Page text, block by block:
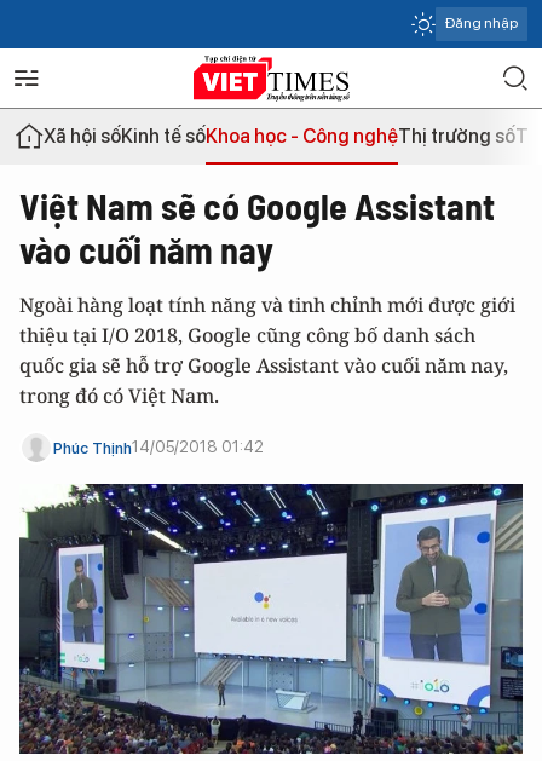
Đăng nhập
Xã hội sốKinh tế sốKhoa học - Công nghệThị trường số
Việt Nam sẽ có Google Assistant
vào cuối năm nay
Ngoài hàng loạt tính năng và tinh chỉnh mới được giới
thiệu tại I/O 2018, Google cũng công bố danh sách
quốc gia sẽ hỗ trợ Google Assistant vào cuối năm nay,
trong đó có Việt Nam.
Phúc Thịnh14/05/2018 01:42